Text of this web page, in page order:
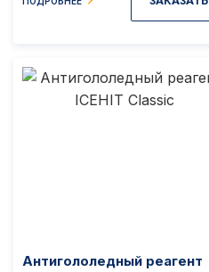
Антигололедный реагент